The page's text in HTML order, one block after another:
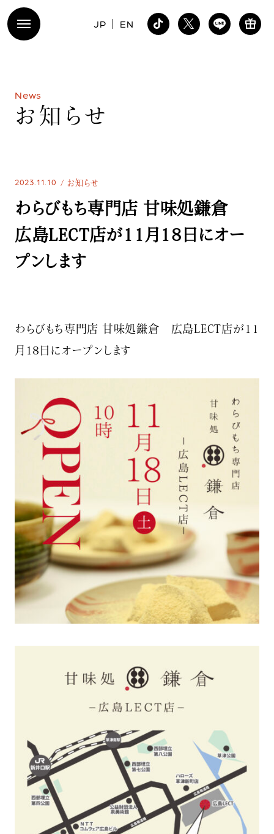
JP EN
News
お 知 ら せ
2023.11.10 お知らせ
わらびもち専門店 甘味処鎌倉
広島LECT店が11月18日にオー
プンします
わらびもち専門店 甘味処鎌倉 広島LECT店が11
月18日にオープンします